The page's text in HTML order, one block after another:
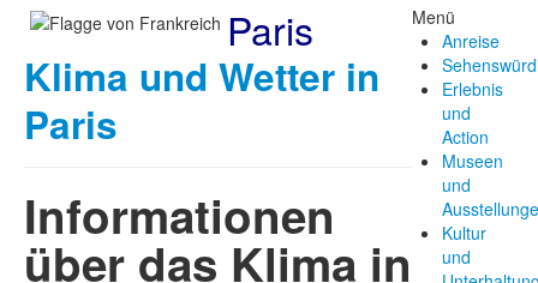
Paris
Klima und Wetter in
Paris
Informationen
über das Klima in
Menü
Anreise
Erlebnis
und
Action
Museen
und
Kultur
und